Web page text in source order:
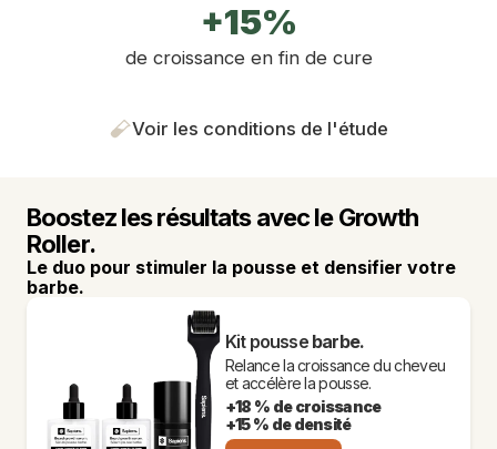
+15%
de croissance en fin de cure
Voir les conditions de l'étude
Boostez les résultats avec le Growth
Roller.
Le duo pour stimuler la pousse et densifier votre
barbe.
Kit pousse barbe.
Relance la croissance du cheveu
et accélère la pousse.
+18 % de croissance
+15 % de densité